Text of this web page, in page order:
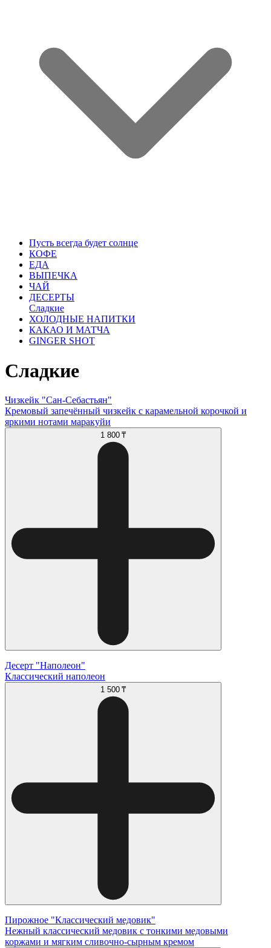
Пусть всегда будет солнце
КОФЕ
ЕДА
ВЫПЕЧКА
ЧАЙ
ДЕСЕРТЫ
Сладкие
ХОЛОДНЫЕ НАПИТКИ
КАКАО И МАТЧА
GINGER SHOT
Сладкие
Чизкейк "Сан-Себастьян"
Кремовый запечённый чизкейк с карамельной корочкой и
яркими нотами маракуйи
1 800 ₸
Десерт "Наполеон"
Классический наполеон
1 500 ₸
Пирожное "Классический медовик"
Нежный классический медовик с тонкими медовыми
коржами и мягким сливочно-сырным кремом